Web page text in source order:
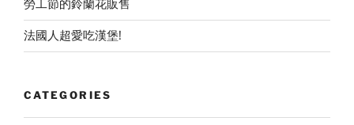
勞工節的鈴蘭花販售
法國人超愛吃漢堡!
CATEGORIES